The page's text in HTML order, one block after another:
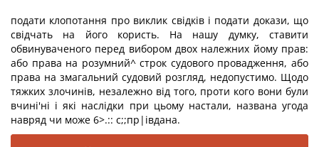
подати клопотання про виклик свідків і подати докази, що
свідчать на його користь. На нашу думку, ставити
обвинуваченого перед вибором двох належних йому прав:
або права на розумний^ строк судового провадження, або
права на змагальний судовий розгляд, недопустимо. Щодо
тяжких злочинів, незалежно від того, проти кого вони були
вчині'ні і які наслідки при цьому настали, названа угода
навряд чи може 6>.:: с;;пр|івдана.